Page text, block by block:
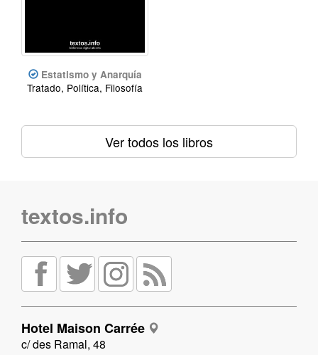
Estatismo y Anarquía
Tratado, Política, Filosofía
Ver todos los libros
textos.info
Hotel Maison Carrée
c/ des Ramal, 48